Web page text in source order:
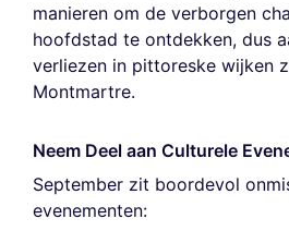
manieren om de verborgen
hoofdstad te ontdekken, dus
verliezen in pittoreske wijken
Montmartre.
Neem Deel aan Culturele
September zit boordevol
evenementen: